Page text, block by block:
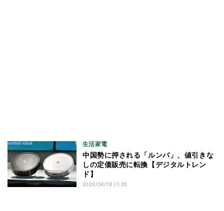
生活家電
中国勢に押される「ルンバ」、値引きな
しの定価販売に転換【デジタルトレン
ド】
2024/04/18 11:05